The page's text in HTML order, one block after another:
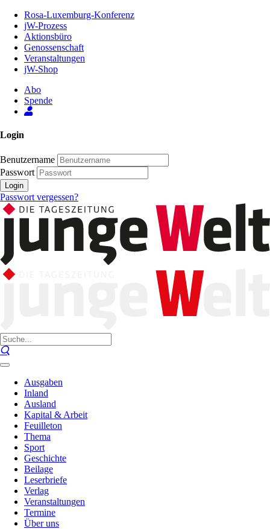
Inhalt
Seite
Rosa-Luxemburg-Konferenz
jW-Prozess
Aktionsbüro
Genossenschaft
Veranstaltungen
jW-Shop
Abo
Spende
Login
Benutzername
Passwort
Login
Passwort vergessen?
Ausgaben
Inland
Ausland
Kapital & Arbeit
Feuilleton
Thema
Sport
Geschichte
Beilage
Leserbriefe
Verlag
Veranstaltungen
Termine
Über uns